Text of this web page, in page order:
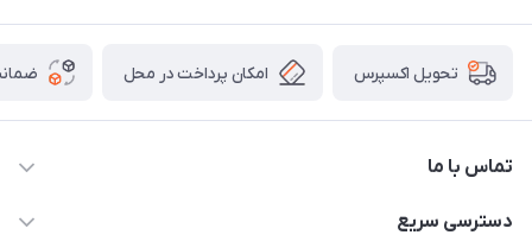
تحویل اکسپرس امکان پرداخت در محل
تماس با ما
09172138137
دسترسی سریع